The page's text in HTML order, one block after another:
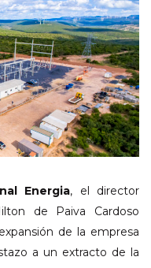
Energia, el director
de Paiva Cardoso
de la empresa
a un extracto de la